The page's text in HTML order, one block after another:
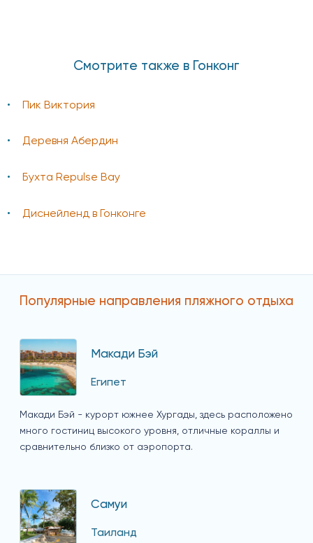
Смотрите также в Гонконг
Пик Виктория
Деревня Абердин
Бухта Repulse Bay
Диснейленд в Гонконге
Популярные направления пляжного отдыха
Макади Бэй
Египет
Макади Бэй - курорт южнее Хургады, здесь расположено
много гостиниц высокого уровня, отличные кораллы и
сравнительно близко от аэропорта.
Самуи
Таиланд